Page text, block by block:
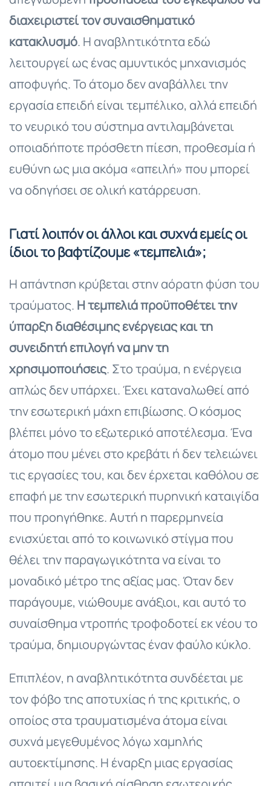
διαχειριστεί τον συναισθηματικό
κατακλυσμό. Η αναβλητικότητα εδώ
λειτουργεί ως ένας αμυντικός μηχανισμός
αποφυγής. Το άτομο δεν αναβάλλει την
εργασία επειδή είναι τεμπέλικο, αλλά επειδή
το νευρικό του σύστημα αντιλαμβάνεται
οποιαδήποτε πρόσθετη πίεση, προθεσμία ή
ευθύνη ως μια ακόμα «απειλή» που μπορεί
να οδηγήσει σε ολική κατάρρευση.
Γιατί λοιπόν οι άλλοι και συχνά εμείς οι
ίδιοι το βαφτίζουμε «τεμπελιά»;
Η απάντηση κρύβεται στην αόρατη φύση του
τραύματος. Η τεμπελιά προϋποθέτει την
ύπαρξη διαθέσιμης ενέργειας και τη
συνειδητή επιλογή να μην τη
χρησιμοποιήσεις. Στο τραύμα, η ενέργεια
απλώς δεν υπάρχει. Έχει καταναλωθεί από
την εσωτερική μάχη επιβίωσης. Ο κόσμος
βλέπει μόνο το εξωτερικό αποτέλεσμα. Ένα
άτομο που μένει στο κρεβάτι ή δεν τελειώνει
τις εργασίες του, και δεν έρχεται καθόλου σε
επαφή με την εσωτερική πυρηνική καταιγίδα
που προηγήθηκε. Αυτή η παρερμηνεία
ενισχύεται από το κοινωνικό στίγμα που
θέλει την παραγωγικότητα να είναι το
μοναδικό μέτρο της αξίας μας. Όταν δεν
παράγουμε, νιώθουμε ανάξιοι, και αυτό το
συναίσθημα ντροπής τροφοδοτεί εκ νέου το
τραύμα, δημιουργώντας έναν φαύλο κύκλο.
Επιπλέον, η αναβλητικότητα συνδέεται με
τον φόβο της αποτυχίας ή της κριτικής, ο
οποίος στα τραυματισμένα άτομα είναι
συχνά μεγεθυμένος λόγω χαμηλής
αυτοεκτίμησης. Η έναρξη μιας εργασίας